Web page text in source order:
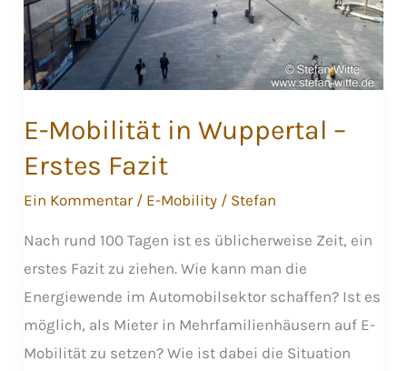
E-Mobilität in Wuppertal –
Erstes Fazit
Ein Kommentar / E-Mobility / Stefan
Nach rund 100 Tagen ist es üblicherweise Zeit, ein
erstes Fazit zu ziehen. Wie kann man die
Energiewende im Automobilsektor schaffen? Ist es
möglich, als Mieter in Mehrfamilienhäusern auf E-
Mobilität zu setzen? Wie ist dabei die Situation